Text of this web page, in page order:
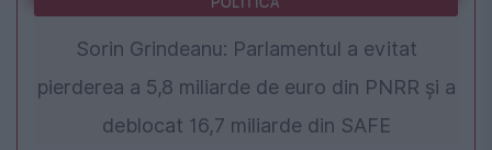
Sorin Grindeanu: Parlamentul a evitat
pierderea a 5,8 miliarde de euro din PNRR și a
deblocat 16,7 miliarde din SAFE